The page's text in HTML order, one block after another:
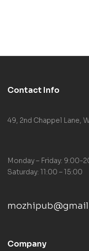
Contact Info
49, 2nd Chappel Lane,
Monday – Friday: 9:00-
Saturday: 11:00 – 15:00
Company